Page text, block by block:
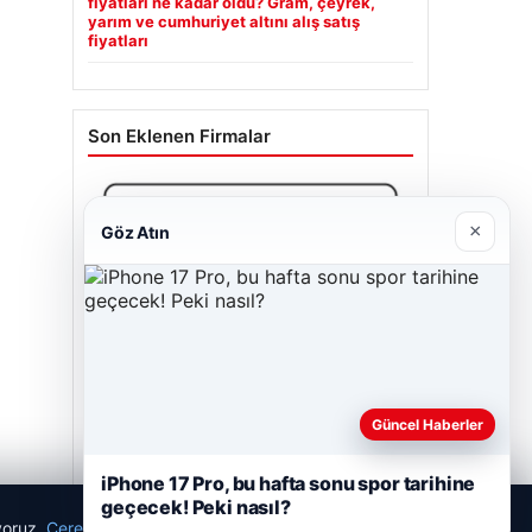
yarım ve cumhuriyet altını alış satış
fiyatları
Son Eklenen Firmalar
Bulkoon Toptan Ayakkabı
Çerez Politikamız
Göz Atın ×
Güncel Haberler
iPhone 17 Pro, bu hafta sonu spor tarihine
geçecek! Peki nasıl?